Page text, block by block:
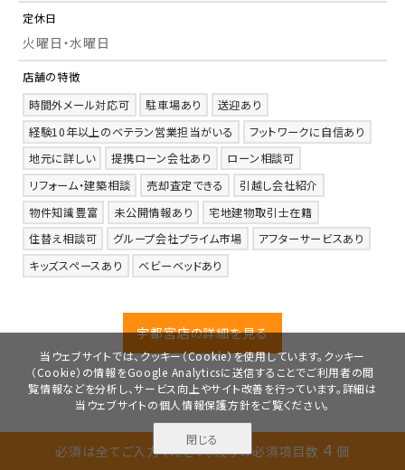
資料請求 見学予約
必須は全てご入力ください。残りの必須項目数 4個
定休日
火曜日・水曜日
店舗の特徴
時間外メール対応可
駐車場あり
送迎あり
経験10年以上のベテラン営業担当がいる
フットワークに自信あり
地元に詳しい
提携ローン会社あり
ローン相談可
リフォーム・建築相談
売却査定できる
引越し会社紹介
物件知識豊富
未公開情報あり
宅地建物取引士在籍
住替え相談可
グループ会社プライム市場
アフターサービスあり
キッズスペースあり
ベビーベッドあり
宇都宮店の詳細を見る
当ウェブサイトでは、クッキー（Cookie）を使用しています。クッキー
（Cookie）の情報をGoogle Analyticsに送信することでご利用者の閲
覧情報などを分析し、サービス向上やサイト改善を行っています。詳細は
当ウェブサイトの個人情報保護方針をご覧ください。
閉じる